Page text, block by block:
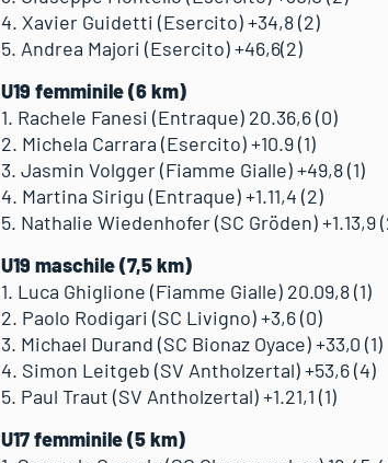
4. Xavier Guidetti (Esercito) +34,8 (2)
5. Andrea Majori (Esercito) +46,6(2)
U19 femminile (6 km)
1. Rachele Fanesi (Entraque) 20.36,6 (0)
2. Michela Carrara (Esercito) +10.9 (1)
3. Jasmin Volgger (Fiamme Gialle) +49,8 (1)
4. Martina Sirigu (Entraque) +1.11,4 (2)
5. Nathalie Wiedenhofer (SC Gröden) +1.13,9
U19 maschile (7,5 km)
1. Luca Ghiglione (Fiamme Gialle) 20.09,8 (1)
2. Paolo Rodigari (SC Livigno) +3,6 (0)
3. Michael Durand (SC Bionaz Oyace) +33,0 (1)
4. Simon Leitgeb (SV Antholzertal) +53,6 (4)
5. Paul Traut (SV Antholzertal) +1.21,1 (1)
U17 femminile (5 km)